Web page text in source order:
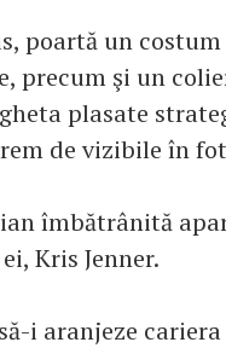
poartă un
precum şi un
plasate
de vizibile în
îmbătrânită
Kris Jenner.
i aranjeze